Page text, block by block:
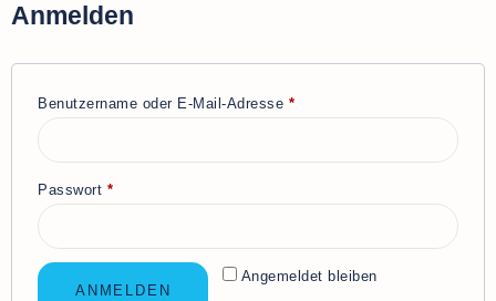
Anmelden
Benutzername oder E-Mail-Adresse *
Passwort *
Angemeldet bleiben
ANMELDEN